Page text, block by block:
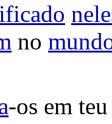
no
-os em